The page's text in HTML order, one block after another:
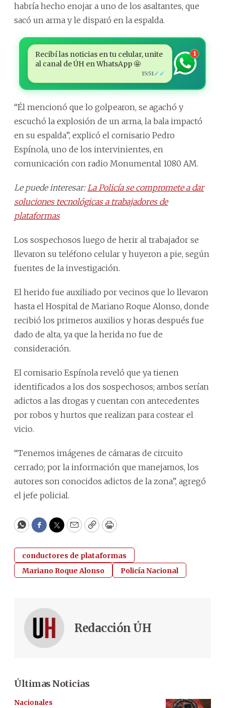
habría hecho enojar a uno de los asaltantes, que
sacó un arma y le disparó en la espalda.
Recibí las noticias en tu celular, unite
al canal de ÚH en WhatsApp 🤩
15:51 ✓✓
1
“Él mencionó que lo golpearon, se agachó y
escuchó la explosión de un arma, la bala impactó
en su espalda”, explicó el comisario Pedro
Espínola, uno de los intervinientes, en
comunicación con radio Monumental 1080 AM.
Le puede interesar: La Policía se compromete a dar
soluciones tecnológicas a trabajadores de
plataformas
Los sospechosos luego de herir al trabajador se
llevaron su teléfono celular y huyeron a pie, según
fuentes de la investigación.
El herido fue auxiliado por vecinos que lo llevaron
hasta el Hospital de Mariano Roque Alonso, donde
recibió los primeros auxilios y horas después fue
dado de alta, ya que la herida no fue de
consideración.
El comisario Espínola reveló que ya tienen
identificados a los dos sospechosos; ambos serían
adictos a las drogas y cuentan con antecedentes
por robos y hurtos que realizan para costear el
vicio.
“Tenemos imágenes de cámaras de circuito
cerrado; por la información que manejamos, los
autores son conocidos adictos de la zona”, agregó
el jefe policial.
WhatsApp
Facebook
Twitter
EmailCopyPrint
conductores de plataformas
Mariano Roque Alonso
Policía Nacional
Redacción ÚH
Últimas Noticias
Nacionales